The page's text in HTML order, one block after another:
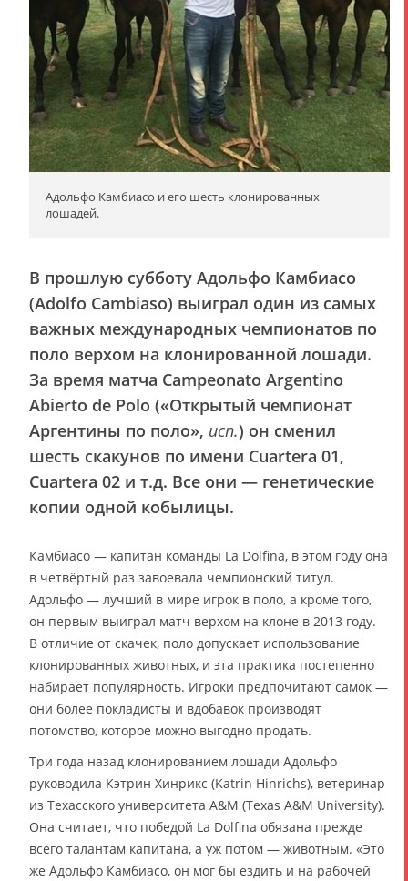
Адольфо Камбиасо и его шесть клонированных
лошадей.
В прошлую субботу Адольфо Камбиасо
(Adolfo Cambiaso) выиграл один из самых
важных международных чемпионатов по
поло верхом на клонированной лошади.
За время матча Campeonato Argentino
Abierto de Polo («Открытый чемпионат
Аргентины по поло», исп.) он сменил
шесть скакунов по имени Cuartera 01,
Cuartera 02 и т.д. Все они — генетические
копии одной кобылицы.
Камбиасо — капитан команды La Dolfina, в этом году она
в четвёртый раз завоевала чемпионский титул.
Адольфо — лучший в мире игрок в поло, а кроме того,
он первым выиграл матч верхом на клоне в 2013 году.
В отличие от скачек, поло допускает использование
клонированных животных, и эта практика постепенно
набирает популярность. Игроки предпочитают самок —
они более покладисты и вдобавок производят
потомство, которое можно выгодно продать.
Три года назад клонированием лошади Адольфо
руководила Кэтрин Хинрикс (Katrin Hinrichs), ветеринар
из Техасского университета A&M (Texas A&M University).
Она считает, что победой La Dolfina обязана прежде
всего талантам капитана, а уж потом — животным. «Это
же Адольфо Камбиасо, он мог бы ездить и на рабочей